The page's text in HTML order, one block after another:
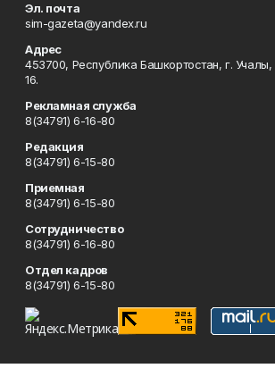
Эл. почта
sim-gazeta@yandex.ru
Адрес
453700, Республика Башкортостан, г. Учалы,
16.
Рекламная служба
8(34791) 6-16-80
Редакция
8(34791) 6-15-80
Приемная
8(34791) 6-15-80
Сотрудничество
8(34791) 6-16-80
Отдел кадров
8(34791) 6-15-80